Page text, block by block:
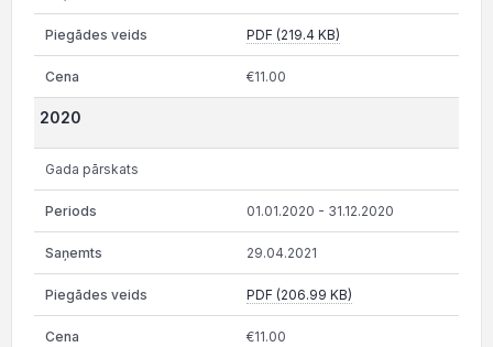
PDF (219.4 KB)
€11.00
2020
Gada pārskats
01.01.2020 - 31.12.2020
29.04.2021
PDF (206.99 KB)
€11.00